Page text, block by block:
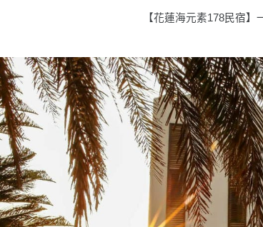
【花蓮海元素178民宿